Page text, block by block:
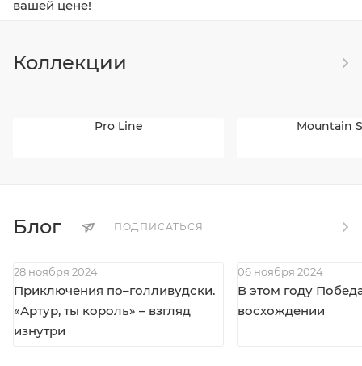
вашей цене!
Коллекции
Pro Line Mountain
Блог ПОДПИСАТЬСЯ
28 ноября 2024
Приключения по–голливудски.
«Артур, ты король» – взгляд
изнутри
06 ноября 2024
В этом году
восхождении